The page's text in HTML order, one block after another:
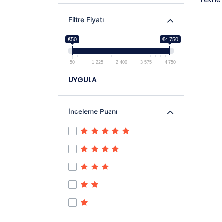
Filtre Fiyatı
€50 €4 750
50 1 225 2 400 3 575 4 750
UYGULA
İnceleme Puanı